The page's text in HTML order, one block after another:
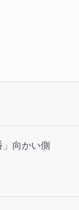
」向かい側